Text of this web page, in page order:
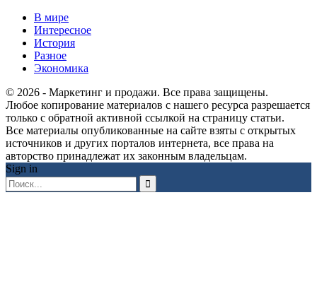
В мире
Интересное
История
Разное
Экономика
© 2026 - Маркетинг и продажи. Все права защищены.
Любое копирование материалов с нашего ресурса разрешается
только с обратной активной ссылкой на страницу статьи.
Все материалы опубликованные на сайте взяты с открытых
источников и других порталов интернета, все права на
авторство принадлежат их законным владельцам.
Sign in